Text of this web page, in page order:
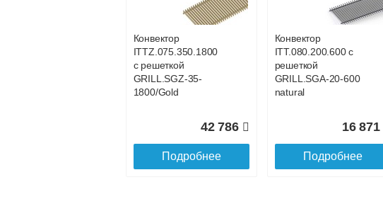
GRILL.SGWL-16-
25 101
Подробнее
GRILL.SGWL-16-
27 026
Подробнее
Конвектор
ITTZ.075.350.1800
с решеткой
GRILL.SGZ-35-
1800/Gold
42 786
Подробнее
Конвектор
ITT.080.200.600 с
решеткой
GRILL.SGA-20-600
natural
16 871
Подробнее